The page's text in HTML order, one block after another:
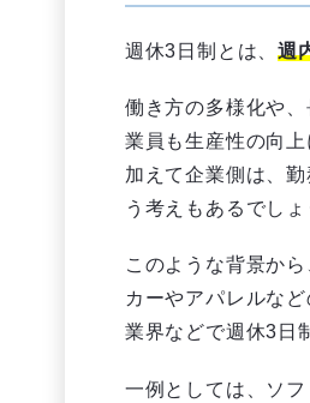
週休3日制とは、週
働き方の多様化や
業員も生産性の向
加えて企業側は、
う考えもあるでしょ
このような背景か
カーやアパレルな
業界などで週休3日
一例としては、ソ